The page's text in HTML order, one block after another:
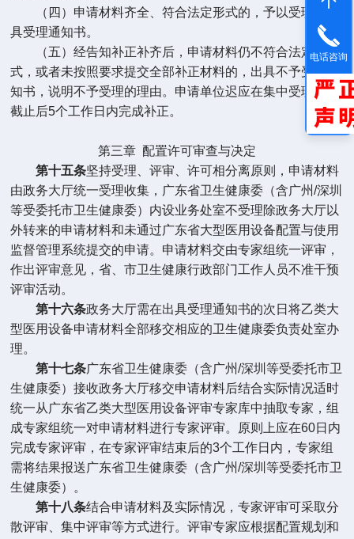
（四）申请材料齐全、符合法定形式的，予以受理并出
具受理通知书。
（五）经告知补正补齐后，申请材料仍不符合法定形
式，或者未按照要求提交全部补正材料的，出具不予受理通
知书，说明不予受理的理由。申请单位迟应在集中受理时间
截止后5个工作日内完成补正。
第三章 配置许可审查与决定
第十五条坚持受理、评审、许可相分离原则，申请材料
由政务大厅统一受理收集，广东省卫生健康委（含广州/深圳
等受委托市卫生健康委）内设业务处室不受理除政务大厅以
外转来的申请材料和未通过广东省大型医用设备配置与使用
监督管理系统提交的申请。申请材料交由专家组统一评审，
作出评审意见，省、市卫生健康行政部门工作人员不准干预
评审活动。
第十六条政务大厅需在出具受理通知书的次日将乙类大
型医用设备申请材料全部移交相应的卫生健康委负责处室办
理。
第十七条广东省卫生健康委（含广州/深圳等受委托市卫
生健康委）接收政务大厅移交申请材料后结合实际情况适时
统一从广东省乙类大型医用设备评审专家库中抽取专家，组
成专家组统一对申请材料进行专家评审。原则上应在60日内
完成专家评审，在专家评审结束后的3个工作日内，专家组
需将结果报送广东省卫生健康委（含广州/深圳等受委托市卫
生健康委）。
第十八条结合申请材料及实际情况，专家评审可采取分
散评审、集中评审等方式进行。评审专家应根据配置规划和
电话咨询